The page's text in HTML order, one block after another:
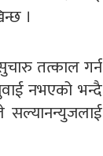
।
तत्काल गर्न
नभएको भन्दै
सल्यानन्युजलाई